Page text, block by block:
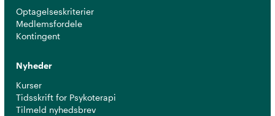
Optagelseskriterier
Medlemsfordele
Kontingent
Nyheder
Kurser
Tidsskrift for Psykoterapi
Tilmeld nyhedsbrev